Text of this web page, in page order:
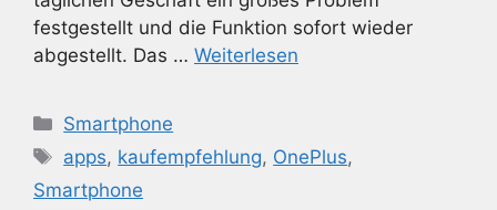
festgestellt und die Funktion sofort wieder
abgestellt. Das … Weiterlesen
Kategorien
Smartphone
Schlagwörter
apps, kaufempfehlung, OnePlus,
Smartphone